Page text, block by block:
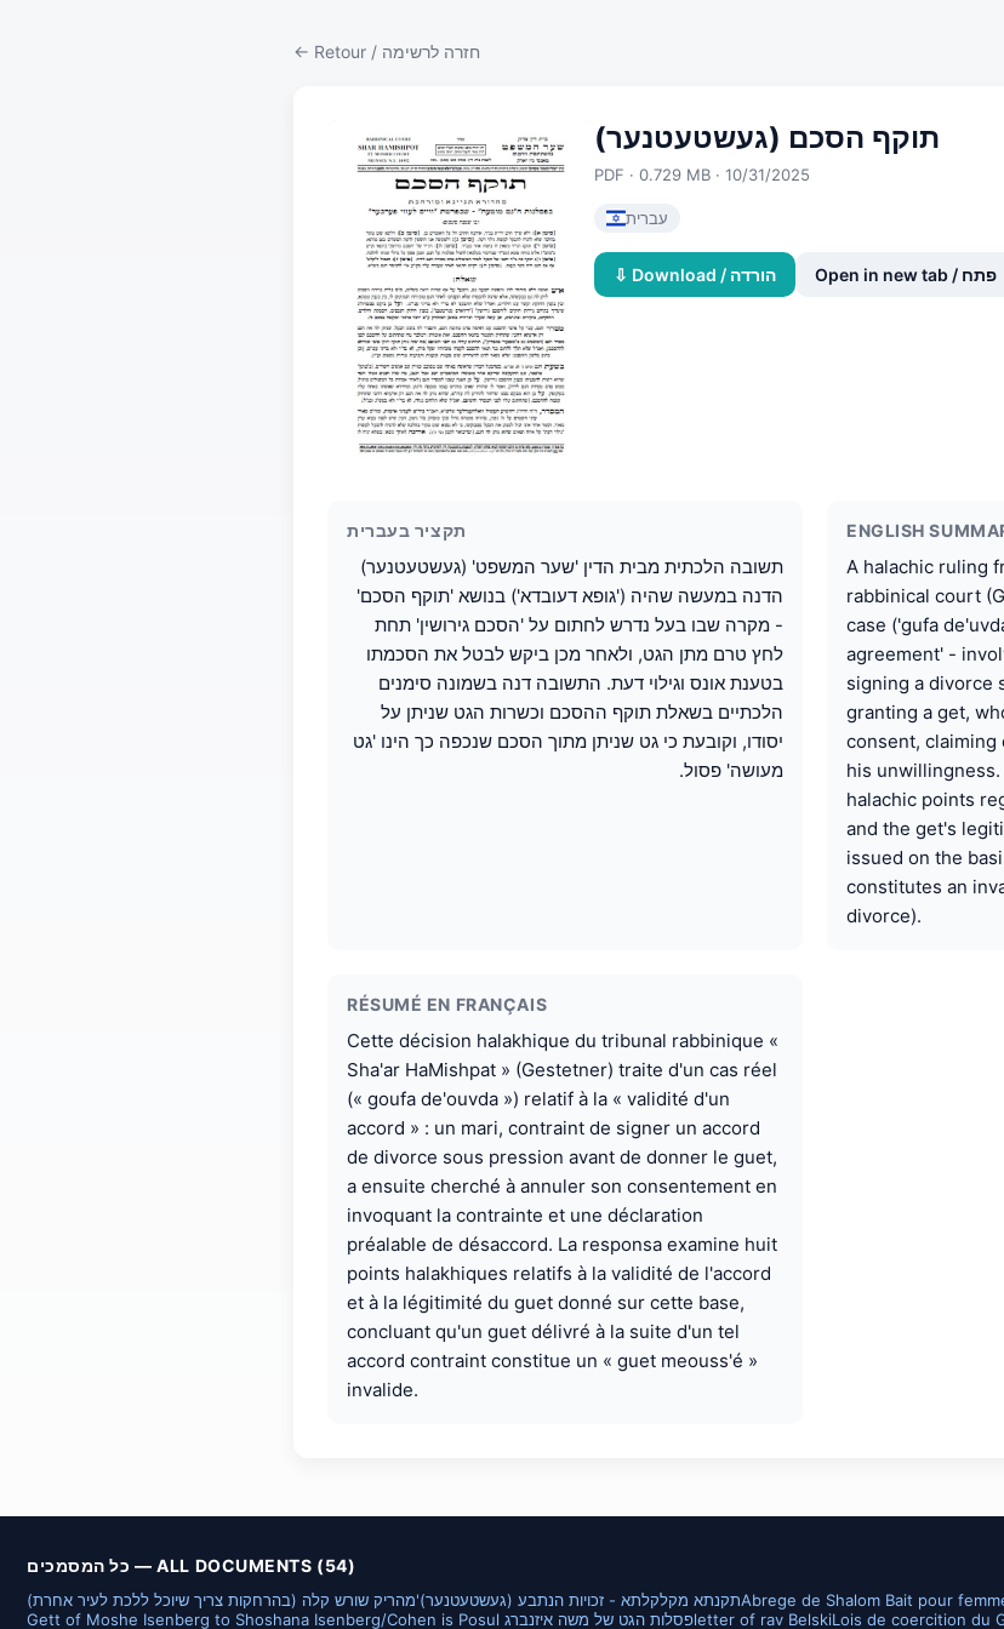
← Retour / חזרה לרשימה
תוקף הסכם (געשטעטנער)
PDF · 0.729 MB · 10/31/2025
עברית
⇩ Download / הורדה Open in new tab / פתח
תקציר בעברית
תשובה הלכתית מבית הדין 'שער המשפט' (געשטעטנער)
הדנה במעשה שהיה ('גופא דעובדא') בנושא 'תוקף הסכם'
- מקרה שבו בעל נדרש לחתום על 'הסכם גירושין' תחת
לחץ טרם מתן הגט, ולאחר מכן ביקש לבטל את הסכמתו
בטענת אונס וגילוי דעת. התשובה דנה בשמונה סימנים
הלכתיים בשאלת תוקף ההסכם וכשרות הגט שניתן על
יסודו, וקובעת כי גט שניתן מתוך הסכם שנכפה כך הינו 'גט
מעושה' פסול.
ENGLISH
A halachic ruling
rabbinical court
case ('gufa
agreement' -
signing a divorce
granting a get,
consent, claiming
his
halachic points
and the get's
issued on the
constitutes an
divorce).
RÉSUMÉ EN FRANÇAIS
Cette décision halakhique du tribunal rabbinique «
Sha'ar HaMishpat » (Gestetner) traite d'un cas réel
(« goufa de'ouvda ») relatif à la « validité d'un
accord » : un mari, contraint de signer un accord
de divorce sous pression avant de donner le guet,
a ensuite cherché à annuler son consentement en
invoquant la contrainte et une déclaration
préalable de désaccord. La responsa examine huit
points halakhiques relatifs à la validité de l'accord
et à la légitimité du guet donné sur cette base,
concluant qu'un guet délivré à la suite d'un tel
accord contraint constitue un « guet meouss'é »
invalide.
כל המסמכים — ALL DOCUMENTS (54)
מהריק שורש קלה (בהרחקות צריך שיוכל ללכת לעיר אחרת) 'תקנתא מקלקלתא - זכויות הנתבע (געשטעטנער)Abrege de Shalom Bait pour
Gett of Moshe Isenberg to Shoshana Isenberg/Cohen is Posul פסלות הגט של משה איזנברגletter of rav BelskiLois de coercition du